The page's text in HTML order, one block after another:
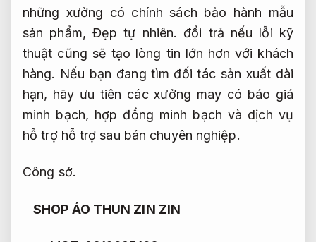
những xưởng có chính sách bảo hành mẫu
sản phẩm, Đẹp tự nhiên. đổi trả nếu lỗi kỹ
thuật cũng sẽ tạo lòng tin lớn hơn với khách
hàng. Nếu bạn đang tìm đối tác sản xuất dài
hạn, hãy ưu tiên các xưởng may có báo giá
minh bạch, hợp đồng minh bạch và dịch vụ
hỗ trợ hỗ trợ sau bán chuyên nghiệp.
Công sở.
SHOP ÁO THUN ZIN ZIN